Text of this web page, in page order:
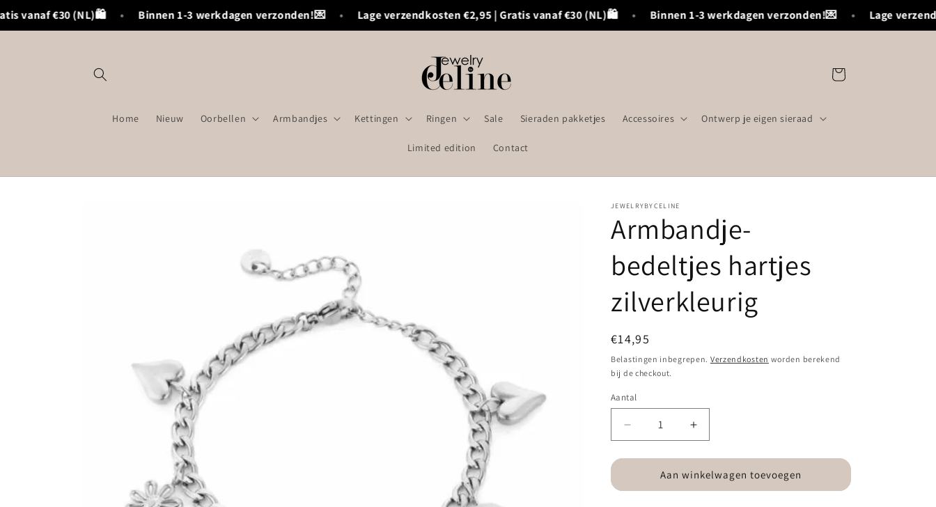
naar de
content
vanaf €30 (NL)🛍️ Binnen 1-3 werkdagen verzonden!💌 Lage verzendkosten €2,95 | Gratis vanaf €30 (NL)🛍️ Binnen 1-3 werkdagen verzonden!💌 Lage
Home Nieuw Oorbellen Armbandjes Kettingen Ringen Sale Sieraden pakketjes Accessoires Ontwerp je eigen sieraad
Limited edition Contact
Winkelwagen
JEWELRYBYCELINE
Armbandje-
bedeltjes hartjes
zilverkleurig
Normale
prijs
€14,95
Belastingen inbegrepen. Verzendkosten worden berekend
bij de checkout.
Aantal
Aantal
Aantal
verlagen
voor
Armbandje-
bedeltjes
Aantal
verhogen
voor
Armbandje-
bedeltjes
Aan winkelwagen toevoegen